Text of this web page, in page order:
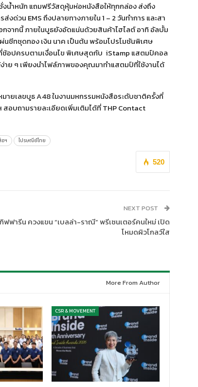
งน้ำหนัก แถมฟรีวัสดุหุ้มห่อหนังสือให้ทุกกล่อง ส่งถึง
ด่วน EMS ถึงปลายทางภายใน 1 – 2 วันทำการ และสา
จากนี้ ภายในบูธยังอัดแน่นด้วยสินค้าไฮไลต์ อาทิ อัลบั้ม
ชีทชุดทอง เงิน นาค เป็นต้น พร้อมโปรโมชันพิเศษ
ช้อปครบตามเงื่อนไข พิเศษสุดกับ iStamp แสตมป์คอล
าย ๆ เพียงนำไฟล์ภาพของคุณมาทำแสตมป์ที่ใช้งานได้
ยเลขบูธ A48 ในงานมหกรรมหนังสือระดับชาติครั้งที่
อบถามรายละเอียดเพิ่มเติมได้ที่ THP Contact
ฯ ไปรษณีย์ไทย
520
NEXT POST
กิฟฟารีน ควงแขน “เบลล่า-ราณี” พรีเซนเตอร์คนใหม่ เปิด
โหมดผิวโกลว์ใส
More From Author
CSR & MOVEMENT